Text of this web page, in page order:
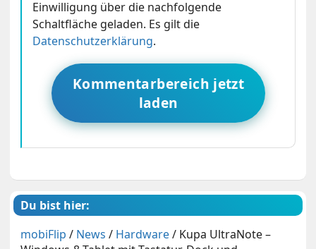
Einwilligung über die nachfolgende
Schaltfläche geladen. Es gilt die
Datenschutzerklärung.
Kommentarbereich jetzt
laden
Du bist hier:
mobiFlip / News / Hardware/ Kupa UltraNote –